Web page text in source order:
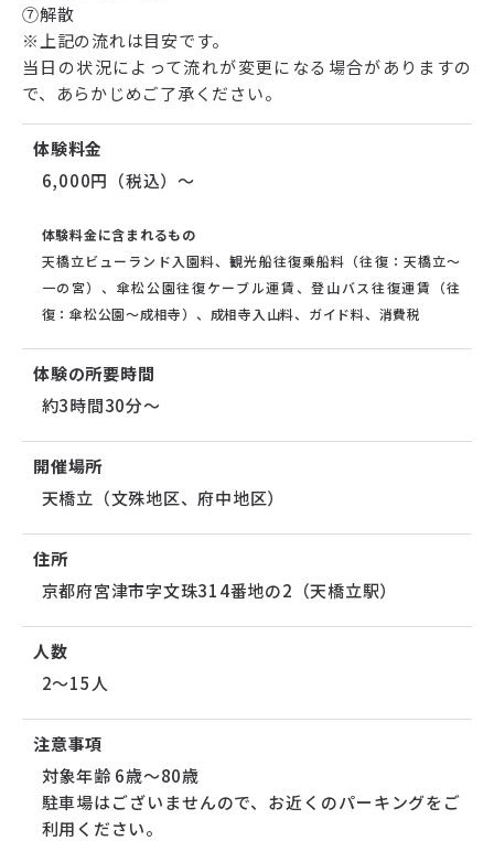
⑦解散
※上記の流れは目安です。
当日の状況によって流れが変更になる場合がありますの
で、あらかじめご了承ください。
体験料金
6,000円（税込）〜
体験料金に含まれるもの
天橋立ビューランド入園料、観光船往復乗船料（往復：天橋立～
一の宮）、傘松公園往復ケーブル運賃、登山バス往復運賃（往
復：傘松公園～成相寺）、成相寺入山料、ガイド料、消費税
体験の所要時間
約3時間30分〜
開催場所
天橋立（文殊地区、府中地区）
住所
京都府宮津市字文珠314番地の2（天橋立駅）
人数
2～15人
注意事項
対象年齢 6歳〜80歳
駐車場はございませんので、お近くのパーキングをご
利用ください。